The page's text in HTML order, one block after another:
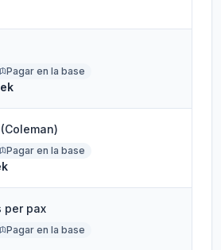
Pagar en la base
Pagar en la base
per pax
Pagar en la base